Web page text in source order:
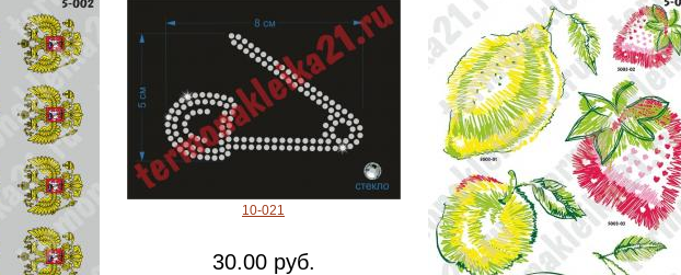
10-021
30.00 руб.